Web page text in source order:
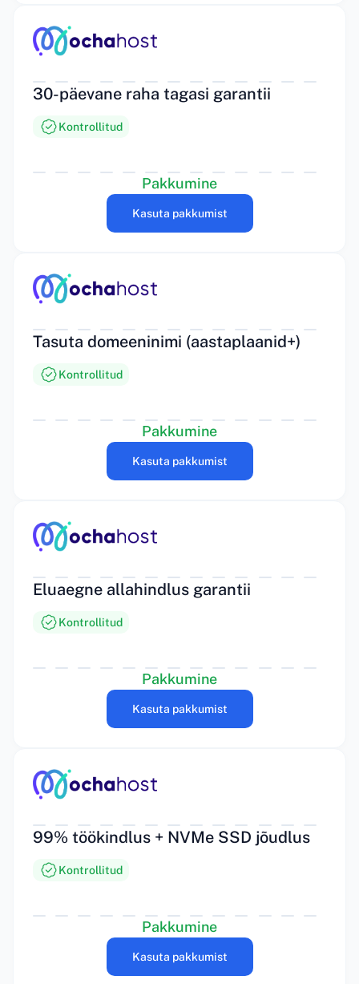
30-päevane raha tagasi garantii
Kontrollitud
Pakkumine
Kasuta pakkumist
Tasuta domeeninimi (aastaplaanid+)
Kontrollitud
Pakkumine
Kasuta pakkumist
Eluaegne allahindlus garantii
Kontrollitud
Pakkumine
Kasuta pakkumist
99% töökindlus + NVMe SSD jõudlus
Kontrollitud
Pakkumine
Kasuta pakkumist